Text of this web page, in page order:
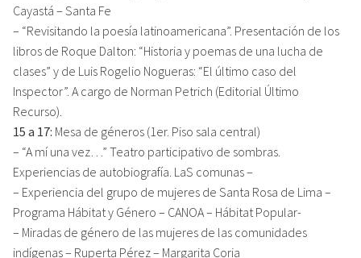
Cayastá – Santa Fe
– “Revisitando la poesía latinoamericana”. Presentación de los
libros de Roque Dalton: “Historia y poemas de una lucha de
clases” y de Luis Rogelio Nogueras: “El último caso del
Inspector”. A cargo de Norman Petrich (Editorial Último
Recurso).
15 a 17: Mesa de géneros (1er. Piso sala central)
– “A mí una vez…” Teatro participativo de sombras.
Experiencias de autobiografía. LaS comunas –
– Experiencia del grupo de mujeres de Santa Rosa de Lima –
Programa Hábitat y Género – CANOA – Hábitat Popular-
– Miradas de género de las mujeres de las comunidades
indígenas – Ruperta Pérez – Margarita Coria